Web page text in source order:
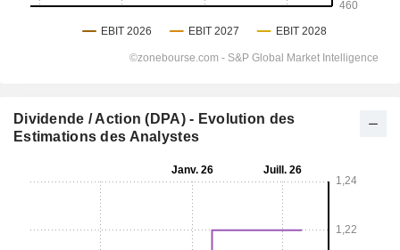
Dividende / Action (DPA) - Evolution des
Estimations des Analystes